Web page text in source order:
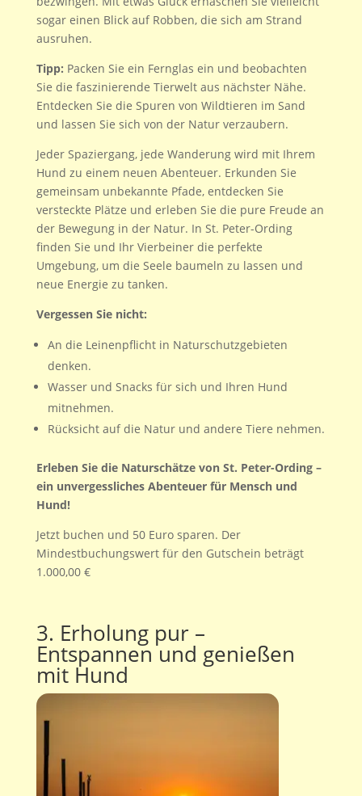
sogar einen Blick auf Robben, die sich am Strand
ausruhen.
Tipp: Packen Sie ein Fernglas ein und beobachten
Sie die faszinierende Tierwelt aus nächster Nähe.
Entdecken Sie die Spuren von Wildtieren im Sand
und lassen Sie sich von der Natur verzaubern.
Jeder Spaziergang, jede Wanderung wird mit Ihrem
Hund zu einem neuen Abenteuer. Erkunden Sie
gemeinsam unbekannte Pfade, entdecken Sie
versteckte Plätze und erleben Sie die pure Freude an
der Bewegung in der Natur. In St. Peter-Ording
finden Sie und Ihr Vierbeiner die perfekte
Umgebung, um die Seele baumeln zu lassen und
neue Energie zu tanken.
Vergessen Sie nicht:
An die Leinenpflicht in Naturschutzgebieten
denken.
Wasser und Snacks für sich und Ihren Hund
mitnehmen.
Rücksicht auf die Natur und andere Tiere nehmen.
Erleben Sie die Naturschätze von St. Peter-Ording –
ein unvergessliches Abenteuer für Mensch und
Hund!
Jetzt buchen und 50 Euro sparen. Der
Mindestbuchungswert für den Gutschein beträgt
1.000,00 €
3. Erholung pur –
Entspannen und genießen
mit Hund